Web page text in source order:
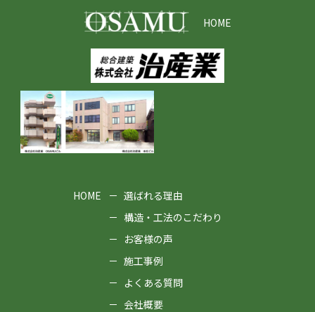
HOME
HOME
選ばれる理由
構造・工法のこだわり
お客様の声
施工事例
よくある質問
会社概要